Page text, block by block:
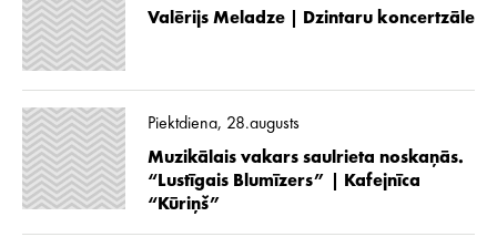
Valērijs Meladze | Dzintaru koncertzāle
Piektdiena, 28.augusts
Muzikālais vakars saulrieta noskaņās.
“Lustīgais Blumīzers” | Kafejnīca
“Kūriņš”